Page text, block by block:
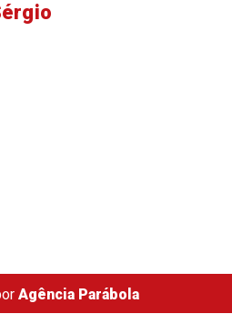
Agência Parábola